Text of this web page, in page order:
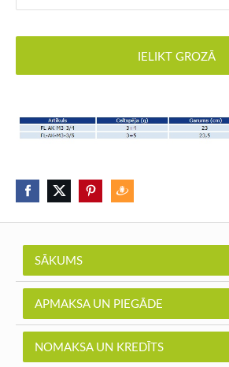
SĀKUMS
APMAKSA UN PIEGĀDE
NOMAKSA UN KREDĪTS
IELIKT GROZĀ